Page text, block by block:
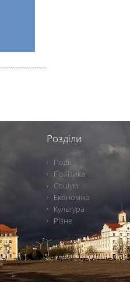
Розділи
Події
Політика
Соціум
Економіка
Культура
Різне